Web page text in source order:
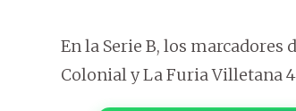
En la Serie B, los marcadores
Colonial y La Furia Villetana